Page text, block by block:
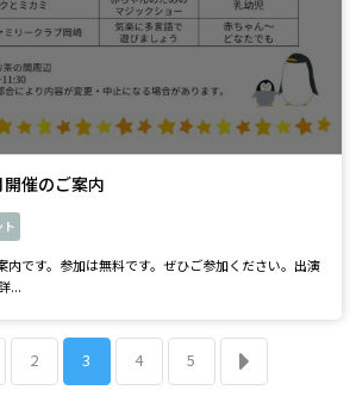
催のご案内
ト
内です。参加は無料です。ぜひご参加ください。出演
...
2 3 4 5